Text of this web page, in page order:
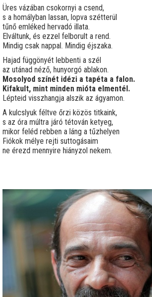
Üres vázában csokornyi a csend,
s a homályban lassan, lopva szétterül
tűnő emléked hervadó illata.
Elváltunk, és ezzel felborult a rend.
Mindig csak nappal. Mindig éjszaka.
Hajad függönyét lebbenti a szél
az utánad néző, hunyorgó ablakon.
Mosolyod színét idézi a tapéta a falon.
Kifakult, mint minden mióta elmentél.
Lépteid visszhangja alszik az ágyamon.
A kulcslyuk féltve őrzi közös titkaink,
s az óra múltra járó tétován ketyeg,
mikor feléd rebben a láng a tűzhelyen
Fiókok mélye rejti suttogásaim
ne érezd mennyire hiányzol nekem.